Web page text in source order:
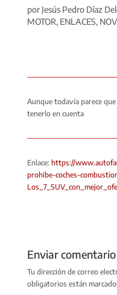
por Jesús Pedro Díaz
MOTOR, ENLACES,
Aunque todavía parece
tenerlo en cuenta
Enlace: https://
prohibe-coches-
Enviar comentario
Tu dirección de correo
obligatorios están